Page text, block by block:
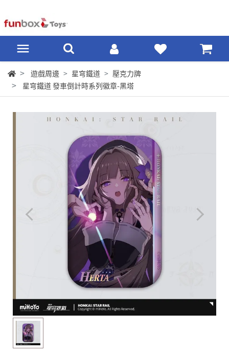
遊戲周邊 星穹鐵道
壓克力牌
星穹鐵道 發車倒計時系列徽章-黑塔